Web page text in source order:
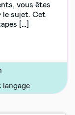
vous êtes
le sujet. Cet
[…]